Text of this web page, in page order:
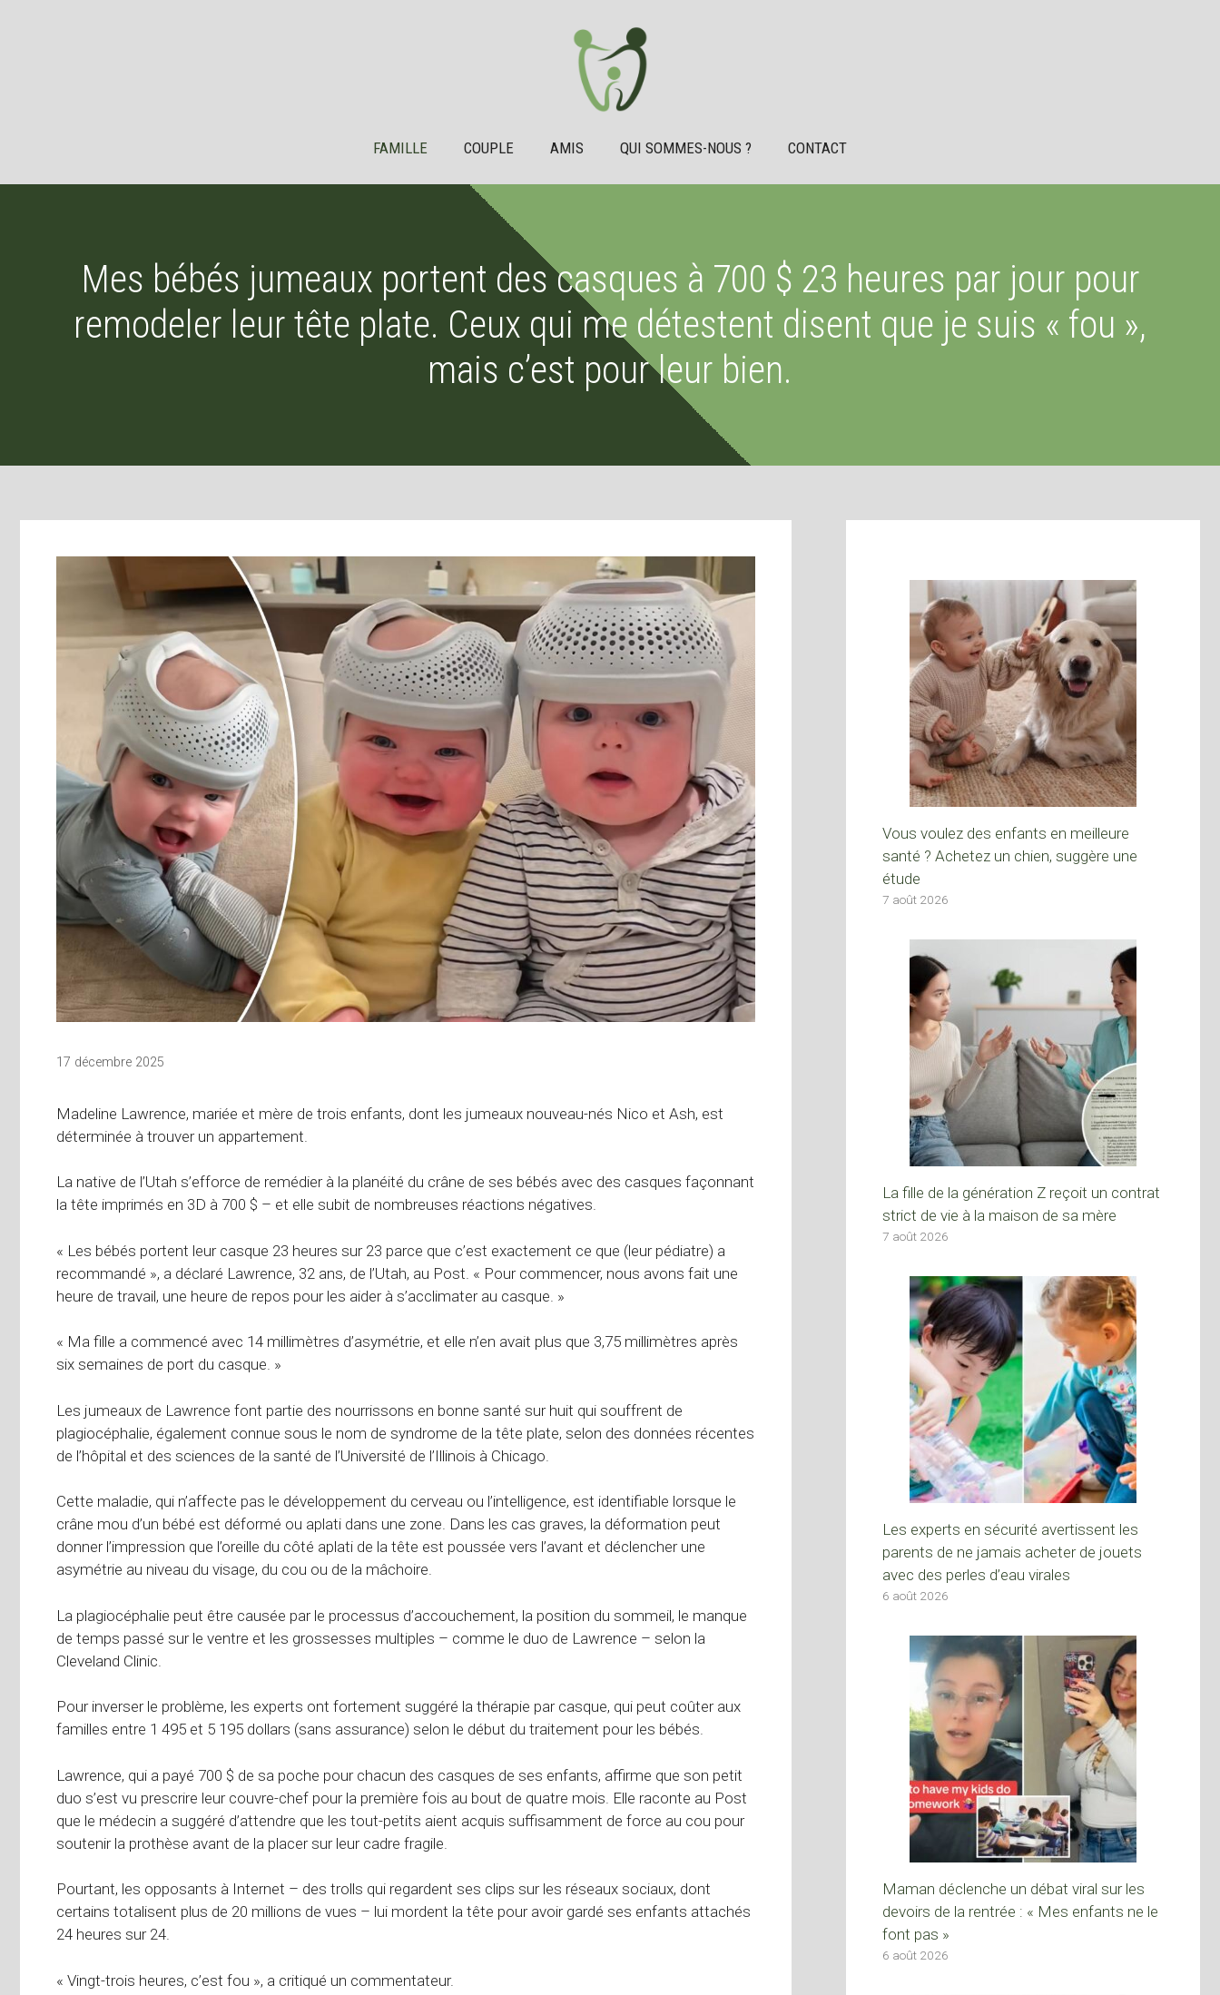
FAMILLE COUPLE AMIS QUI SOMMES-NOUS ? CONTACT
Mes bébés jumeaux portent des casques à 700 $ 23 heures par jour pour
remodeler leur tête plate. Ceux qui me détestent disent que je suis « fou »,
mais c’est pour leur bien.
17 décembre 2025
Madeline Lawrence, mariée et mère de trois enfants, dont les jumeaux nouveau-nés Nico et Ash, est
déterminée à trouver un appartement.
La native de l’Utah s’efforce de remédier à la planéité du crâne de ses bébés avec des casques façonnant
la tête imprimés en 3D à 700 $ – et elle subit de nombreuses réactions négatives.
« Les bébés portent leur casque 23 heures sur 23 parce que c’est exactement ce que (leur pédiatre) a
recommandé », a déclaré Lawrence, 32 ans, de l’Utah, au Post. « Pour commencer, nous avons fait une
heure de travail, une heure de repos pour les aider à s’acclimater au casque. »
« Ma fille a commencé avec 14 millimètres d’asymétrie, et elle n’en avait plus que 3,75 millimètres après
six semaines de port du casque. »
Les jumeaux de Lawrence font partie des nourrissons en bonne santé sur huit qui souffrent de
plagiocéphalie, également connue sous le nom de syndrome de la tête plate, selon des données récentes
de l’hôpital et des sciences de la santé de l’Université de l’Illinois à Chicago.
Cette maladie, qui n’affecte pas le développement du cerveau ou l’intelligence, est identifiable lorsque le
crâne mou d’un bébé est déformé ou aplati dans une zone. Dans les cas graves, la déformation peut
donner l’impression que l’oreille du côté aplati de la tête est poussée vers l’avant et déclencher une
asymétrie au niveau du visage, du cou ou de la mâchoire.
La plagiocéphalie peut être causée par le processus d’accouchement, la position du sommeil, le manque
de temps passé sur le ventre et les grossesses multiples – comme le duo de Lawrence – selon la
Cleveland Clinic.
Pour inverser le problème, les experts ont fortement suggéré la thérapie par casque, qui peut coûter aux
familles entre 1 495 et 5 195 dollars (sans assurance) selon le début du traitement pour les bébés.
Lawrence, qui a payé 700 $ de sa poche pour chacun des casques de ses enfants, affirme que son petit
duo s’est vu prescrire leur couvre-chef pour la première fois au bout de quatre mois. Elle raconte au Post
que le médecin a suggéré d’attendre que les tout-petits aient acquis suffisamment de force au cou pour
soutenir la prothèse avant de la placer sur leur cadre fragile.
Pourtant, les opposants à Internet – des trolls qui regardent ses clips sur les réseaux sociaux, dont
certains totalisent plus de 20 millions de vues – lui mordent la tête pour avoir gardé ses enfants attachés
24 heures sur 24.
« Vingt-trois heures, c’est fou », a critiqué un commentateur.
Vous voulez des enfants en meilleure
santé ? Achetez un chien, suggère une
étude
7 août 2026
La fille de la génération Z reçoit un contrat
strict de vie à la maison de sa mère
7 août 2026
Les experts en sécurité avertissent les
parents de ne jamais acheter de jouets
avec des perles d’eau virales
6 août 2026
Maman déclenche un débat viral sur les
devoirs de la rentrée : « Mes enfants ne le
font pas »
6 août 2026